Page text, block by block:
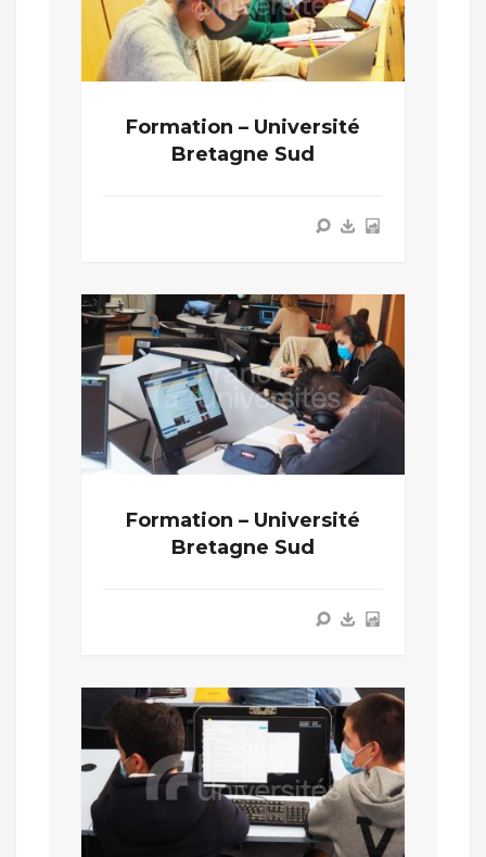
Formation – Université
Bretagne Sud
Formation – Université
Bretagne Sud